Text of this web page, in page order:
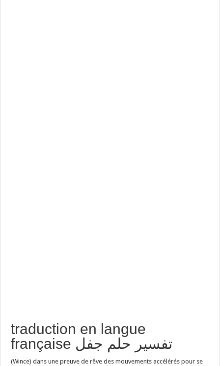
traduction en langue
française تفسير حلم جفل
(Wince) dans une preuve de rêve des mouvements accélérés pour se